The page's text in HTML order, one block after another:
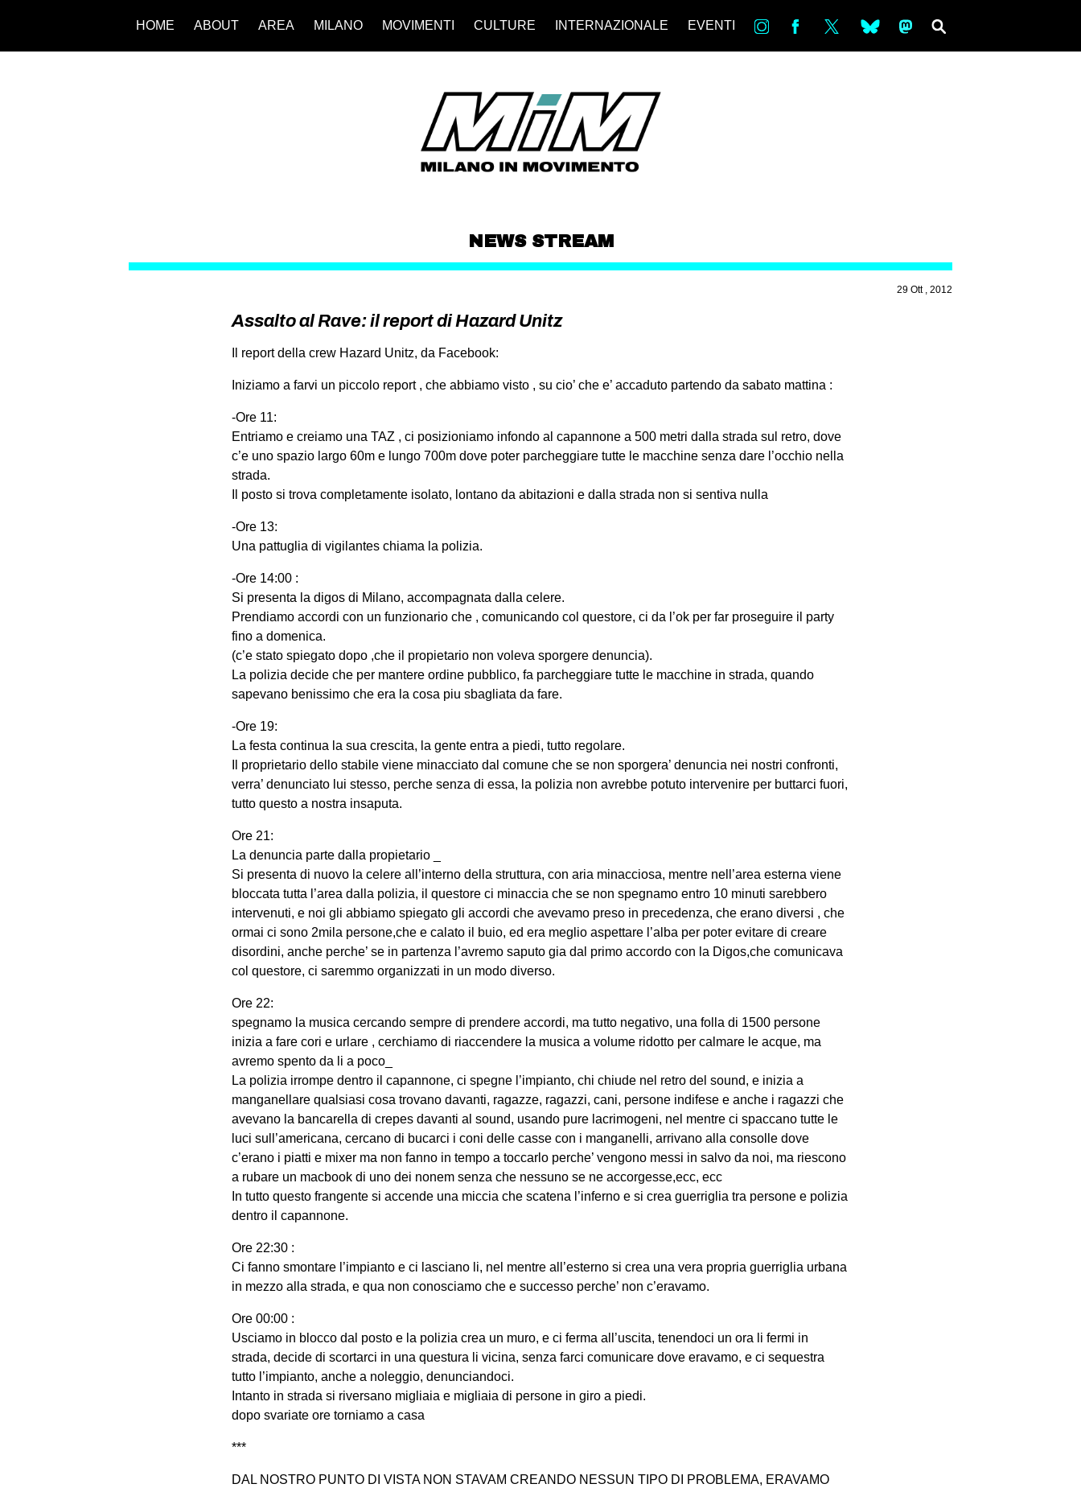
HOME ABOUT AREA MILANO MOVIMENTI CULTURE INTERNAZIONALE EVENTI in bsky ms
NEWS STREAM
29 Ott , 2012
Assalto al Rave: il report di Hazard Unitz
Il report della crew Hazard Unitz, da Facebook:
Iniziamo a farvi un piccolo report , che abbiamo visto , su cio’ che e’ accaduto partendo da sabato mattina :
-Ore 11:
Entriamo e creiamo una TAZ , ci posizioniamo infondo al capannone a 500 metri dalla strada sul retro, dove
c’e uno spazio largo 60m e lungo 700m dove poter parcheggiare tutte le macchine senza dare l’occhio nella
strada.
Il posto si trova completamente isolato, lontano da abitazioni e dalla strada non si sentiva nulla
-Ore 13:
Una pattuglia di vigilantes chiama la polizia.
-Ore 14:00 :
Si presenta la digos di Milano, accompagnata dalla celere.
Prendiamo accordi con un funzionario che , comunicando col questore, ci da l’ok per far proseguire il party
fino a domenica.
(c’e stato spiegato dopo ,che il propietario non voleva sporgere denuncia).
La polizia decide che per mantere ordine pubblico, fa parcheggiare tutte le macchine in strada, quando
sapevano benissimo che era la cosa piu sbagliata da fare.
-Ore 19:
La festa continua la sua crescita, la gente entra a piedi, tutto regolare.
Il proprietario dello stabile viene minacciato dal comune che se non sporgera’ denuncia nei nostri confronti,
verra’ denunciato lui stesso, perche senza di essa, la polizia non avrebbe potuto intervenire per buttarci fuori,
tutto questo a nostra insaputa.
Ore 21:
La denuncia parte dalla propietario _
Si presenta di nuovo la celere all’interno della struttura, con aria minacciosa, mentre nell’area esterna viene
bloccata tutta l’area dalla polizia, il questore ci minaccia che se non spegnamo entro 10 minuti sarebbero
intervenuti, e noi gli abbiamo spiegato gli accordi che avevamo preso in precedenza, che erano diversi , che
ormai ci sono 2mila persone,che e calato il buio, ed era meglio aspettare l’alba per poter evitare di creare
disordini, anche perche’ se in partenza l’avremo saputo gia dal primo accordo con la Digos,che comunicava
col questore, ci saremmo organizzati in un modo diverso.
Ore 22:
spegnamo la musica cercando sempre di prendere accordi, ma tutto negativo, una folla di 1500 persone
inizia a fare cori e urlare , cerchiamo di riaccendere la musica a volume ridotto per calmare le acque, ma
avremo spento da li a poco_
La polizia irrompe dentro il capannone, ci spegne l’impianto, chi chiude nel retro del sound, e inizia a
manganellare qualsiasi cosa trovano davanti, ragazze, ragazzi, cani, persone indifese e anche i ragazzi che
avevano la bancarella di crepes davanti al sound, usando pure lacrimogeni, nel mentre ci spaccano tutte le
luci sull’americana, cercano di bucarci i coni delle casse con i manganelli, arrivano alla consolle dove
c’erano i piatti e mixer ma non fanno in tempo a toccarlo perche’ vengono messi in salvo da noi, ma riescono
a rubare un macbook di uno dei nonem senza che nessuno se ne accorgesse,ecc, ecc
In tutto questo frangente si accende una miccia che scatena l’inferno e si crea guerriglia tra persone e polizia
dentro il capannone.
Ore 22:30 :
Ci fanno smontare l’impianto e ci lasciano li, nel mentre all’esterno si crea una vera propria guerriglia urbana
in mezzo alla strada, e qua non conosciamo che e successo perche’ non c’eravamo.
Ore 00:00 :
Usciamo in blocco dal posto e la polizia crea un muro, e ci ferma all’uscita, tenendoci un ora li fermi in
strada, decide di scortarci in una questura li vicina, senza farci comunicare dove eravamo, e ci sequestra
tutto l’impianto, anche a noleggio, denunciandoci.
Intanto in strada si riversano migliaia e migliaia di persone in giro a piedi.
dopo svariate ore torniamo a casa
***
DAL NOSTRO PUNTO DI VISTA NON STAVAM CREANDO NESSUN TIPO DI PROBLEMA, ERAVAMO